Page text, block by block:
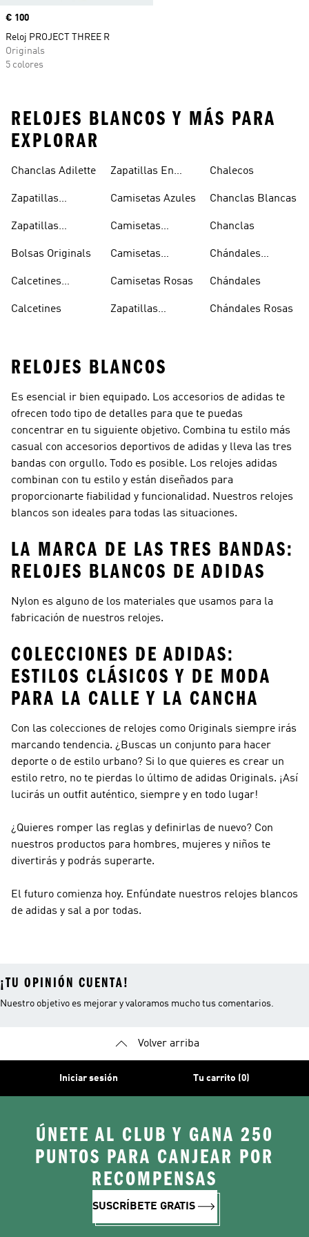
Precio
€ 100
Reloj PROJECT THREE R
Originals
5 colores
RELOJES BLANCOS Y MÁS PARA
EXPLORAR
Chanclas Adilette
Zapatillas
Zapatillas
Blancas
Bolsas Originals
Calcetines
Blancos
Calcetines
Zapatillas En
Camisetas Azules
Camisetas
Camisetas
Camisetas Rosas
Zapatillas
Chalecos
Chanclas Blancas
Chanclas
Chándales
Chándales
Chándales Rosas
RELOJES BLANCOS
Es esencial ir bien equipado. Los accesorios de adidas te
ofrecen todo tipo de detalles para que te puedas
concentrar en tu siguiente objetivo. Combina tu estilo más
casual con accesorios deportivos de adidas y lleva las tres
bandas con orgullo. Todo es posible. Los relojes adidas
combinan con tu estilo y están diseñados para
proporcionarte fiabilidad y funcionalidad. Nuestros relojes
blancos son ideales para todas las situaciones.
LA MARCA DE LAS TRES BANDAS:
RELOJES BLANCOS DE ADIDAS
Nylon es alguno de los materiales que usamos para la
fabricación de nuestros relojes.
COLECCIONES DE ADIDAS:
ESTILOS CLÁSICOS Y DE MODA
PARA LA CALLE Y LA CANCHA
Con las colecciones de relojes como Originals siempre irás
marcando tendencia. ¿Buscas un conjunto para hacer
deporte o de estilo urbano? Si lo que quieres es crear un
estilo retro, no te pierdas lo último de adidas Originals. ¡Así
lucirás un outfit auténtico, siempre y en todo lugar!
¿Quieres romper las reglas y definirlas de nuevo? Con
nuestros productos para hombres, mujeres y niños te
divertirás y podrás superarte.
El futuro comienza hoy. Enfúndate nuestros relojes blancos
de adidas y sal a por todas.
¡TU OPINIÓN CUENTA!
Nuestro objetivo es mejorar y valoramos mucho tus comentarios.
Volver arriba
Iniciar sesión Tu carrito (0)
ÚNETE AL CLUB Y GANA 250
PUNTOS PARA CANJEAR POR
RECOMPENSAS
SUSCRÍBETE GRATIS